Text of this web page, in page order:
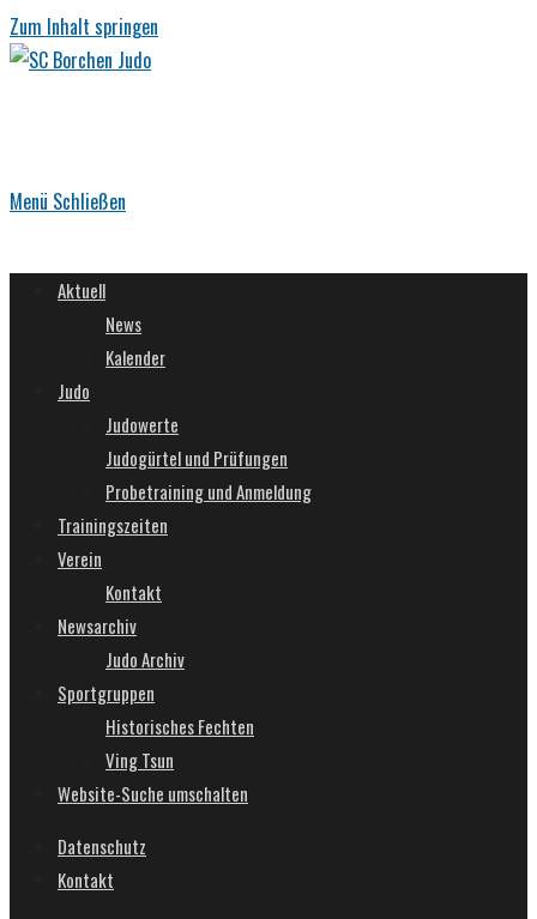
Zum Inhalt springen
Menü Schließen
Aktuell
News
Kalender
Judo
Judowerte
Judogürtel und Prüfungen
Probetraining und Anmeldung
Trainingszeiten
Verein
Kontakt
Newsarchiv
Judo Archiv
Sportgruppen
Historisches Fechten
Ving Tsun
Website-Suche umschalten
Datenschutz
Kontakt